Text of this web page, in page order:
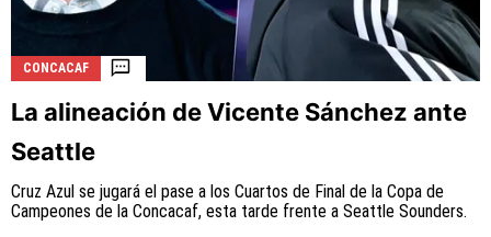
La aceptación de una de las ofertas presentadas en esta
puede influir en cómo y dónde aparecen los operadores de
juego en la página y en el orden en que aparecen, pero no
CONCACAF
La alineación de Vicente Sánchez ante
Seattle
Cruz Azul se jugará el pase a los Cuartos de Final de la Copa de
Campeones de la Concacaf, esta tarde frente a Seattle Sounders.